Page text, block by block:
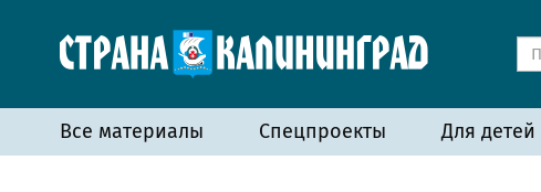
Все материалы Спецпроекты Для детей